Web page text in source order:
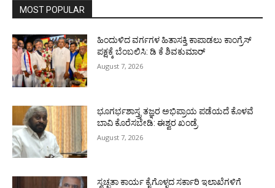
MOST POPULAR
ಹಿಂದುಳಿದ ವರ್ಗಗಳ ಹಿತಾಸಕ್ತಿ ಕಾಪಾಡಲು ಕಾಂಗ್ರೆಸ್
ಪಕ್ಷಕ್ಕೆ ಬೆಂಬಲಿಸಿ: ಡಿ ಕೆ ಶಿವಕುಮಾರ್
August 7, 2026
ಭೂಗರ್ಭಶಾಸ್ತ್ರ ತಜ್ಞರ ಅಭಿಪ್ರಾಯ ಪಡೆಯದೆ ಕೊಳವೆ
ಬಾವಿ ಕೊರೆಸಬೇಡಿ: ಈಶ್ವರ ಖಂಡ್ರೆ
August 7, 2026
ಸ್ವಚ್ಛತಾ ಕಾರ್ಯ ಕೈಗೊಳ್ಳದ ಸರ್ಕಾರಿ ಇಲಾಖೆಗಳಿಗೆ